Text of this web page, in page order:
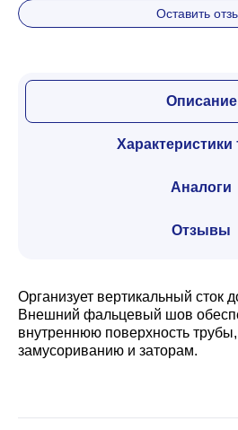
Оставить
Описание
Характеристики
Аналоги
Отзывы
Организует вертикальный сток
Внешний фальцевый шов
внутреннюю поверхность трубы,
замусориванию и заторам.